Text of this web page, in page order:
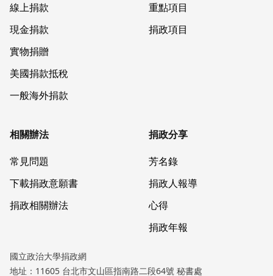
線上捐款
現金捐款
實物捐贈
美國捐款抵稅
一般海外捐款
重點項目
捐政項目
相關辦法
常見問題
下載捐政意願書
捐政相關辦法
捐政分享
芳名錄
捐政人報導
心得
捐政年報
國立政治大學捐政網
地址：11605 台北市文山區指南路二段64號 秘書處